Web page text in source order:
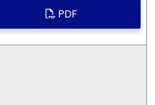
PDF